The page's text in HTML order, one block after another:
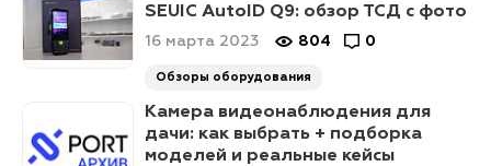
SEUIC AutoID Q9: обзор ТСД с фото
16 марта 2023 804 0
Обзоры оборудования
Камера видеонаблюдения для
дачи: как выбрать + подборка
моделей и реальные кейсы